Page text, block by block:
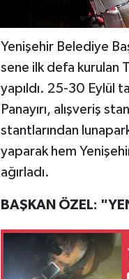
Yenişehir Belediye
sene ilk defa kurulan
yapıldı. 25-30 Eylül
Panayırı, alışveriş
stantlarından
yaparak hem
ağırladı.
BAŞKAN ÖZEL: